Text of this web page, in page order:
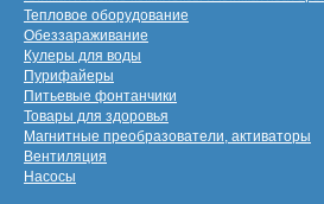
Тепловое оборудование
Обеззараживание
Кулеры для воды
Пурифайеры
Питьевые фонтанчики
Товары для здоровья
Магнитные преобразователи, активаторы
Вентиляция
Насосы